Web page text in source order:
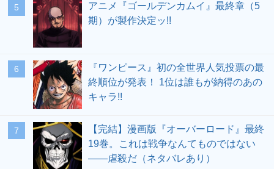
アニメ『ゴールデンカムイ』最終章（5
期）が製作決定ッ!!
『ワンピース』初の全世界人気投票の最
終順位が発表！ 1位は誰もが納得のあの
キャラ!!
【完結】漫画版『オーバーロード』最終
19巻。これは戦争なんてものではない
――虐殺だ（ネタバレあり）